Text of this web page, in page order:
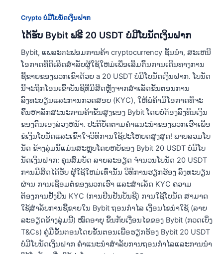
Crypto ບໍ່ມີໂບນັດເງິນຝາກ
ໄດ້ຮັບ Bybit ຟຣີ 20 USDT ບໍ່ມີໂບນັດເງິນຝາກ
Bybit, ແພລະຕະຟອມການຄ້າ cryptocurrency ຊັ້ນນໍາ, ສະເຫນີ
ໂອກາດທີ່ດີເລີດສໍາລັບຜູ້ໃຊ້ໃຫມ່ເພື່ອເລີ່ມຕົ້ນການເດີນທາງການ
ຊື້ຂາຍຂອງພວກເຂົາດ້ວຍ a 20 USDT ບໍ່ມີໂບນັດເງິນຝາກ. ໂບນັດ
ນີ້ຈະຖືກໂອນເຂົ້າບັນຊີທີ່ມີສິດຫຼັງຈາກສໍາເລັດຂັ້ນຕອນການ
ລົງທະບຽນແລະການກວດສອບ (KYC), ໃຫ້ພໍ່ຄ້າມີໂອກາດທີ່ຈະ
ຄົ້ນຫາລັກສະນະການຄ້າຂັ້ນສູງຂອງ Bybit ໂດຍບໍ່ຕ້ອງລົງທຶນເງິນ
ຂອງຕົນເອງລ່ວງຫນ້າ. ປະຕິບັດຕາມຄໍາແນະນໍາຂອງພວກເຮົາເພື່ອ
ຂໍເງິນໂບນັດແລະເຂົ້າໃຈວິທີການໃຊ້ປະໂຫຍດສູງສຸດ! ພາບລວມໂບ
ນັດ ຂ້າງລຸ່ມນີ້ແມ່ນສະຫຼຸບໂດຍຫຍໍ້ຂອງ Bybit 20 USDT ບໍ່ມີໂບ
ນັດເງິນຝາກ: ຄຸນສົມບັດ ລາຍລະອຽດ ຈໍານວນໂບນັດ 20 USDT
ການມີສິດໄດ້ຮັບ ຜູ້ໃຊ້ໃຫມ່ເທົ່ານັ້ນ ວິທີການຮຽກຮ້ອງ ລົງທະບຽນ
ຜ່ານ ການເຊື່ອມຕໍ່ຂອງພວກເຮົາ ແລະສໍາເລັດ KYC ຄວາມ
ຕ້ອງການຢັ້ງຢືນ KYC (ການຢືນຢັນບັນຊີ) ການໃຊ້ໂບນັດ ສາມາດ
ໃຊ້ສໍາລັບການຊື້ຂາຍໃນ Bybit ຖອນກຳໄລ ເງື່ອນໄຂນຳໃຊ້ (ລາຍ
ລະອຽດຂ້າງລຸ່ມນີ້) ໝົດອາຍຸ ຂຶ້ນກັບເງື່ອນໄຂຂອງ Bybit (ກວດເບິ່ງ
T&Cs) ຄູ່ມືຂັ້ນຕອນໂດຍຂັ້ນຕອນເພື່ອຮຽກຮ້ອງ Bybit 20 USDT
ບໍ່ມີໂບນັດເງິນຝາກ ຄໍາແນະນໍາສໍາລັບການຖອນກໍາໄລແລະການນໍາ